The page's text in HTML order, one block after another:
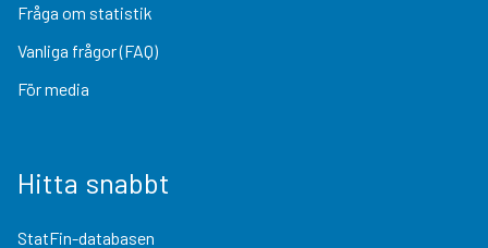
Fråga om statistik
Vanliga frågor (FAQ)
För media
Hitta snabbt
StatFin-databasen